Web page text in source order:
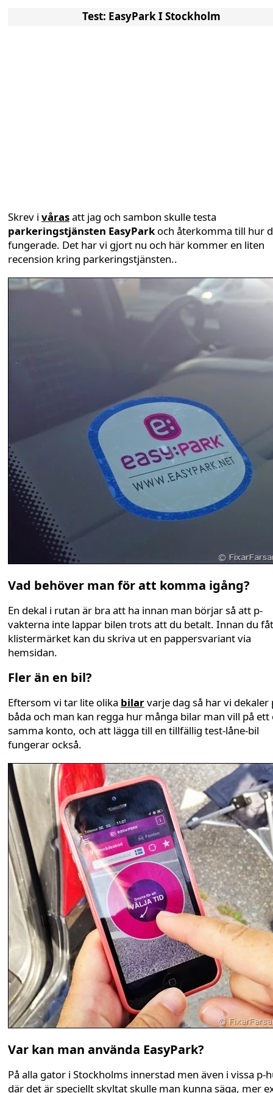
Test: EasyPark I Stockholm
Skrev i vårasatt jag och sambon skulle testa
parkeringstjänsten EasyParkoch återkomma till hur
fungerade. Det har vi gjort nu och här kommer en liten
recension kring parkeringstjänsten..
Vad behöver man för att komma igång?
En dekal i rutan är bra att ha innan man börjar så att p-
vakterna inte lappar bilen trots att du betalt. Innan du
klistermärket kan du skriva ut en pappersvariant via
hemsidan.
Fler än en bil?
Eftersom vi tar lite olika bilarvarje dag så har vi dekaler
båda och man kan regga hur många bilar man vill på ett
samma konto, och att lägga till en tillfällig test-låne-bil
fungerar också.
Var kan man använda EasyPark?
På alla gator i Stockholms innerstad men även i vissa p-
där det är speciellt skyltat skulle man kunna säga, mer